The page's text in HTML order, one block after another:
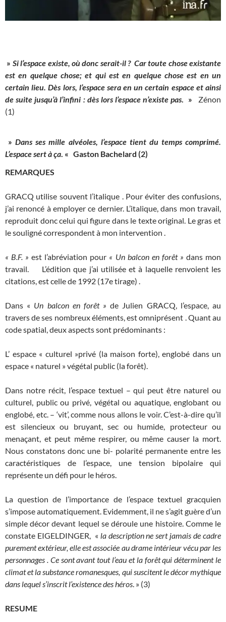
» Si l’espace existe, où donc serait-il ? Car toute chose existante
est en quelque chose; et qui est en quelque chose est en un
certain lieu. Dès lors, l’espace sera en un certain espace et ainsi
de suite jusqu’à l’infini : dès lors l’espace n’existe pas. » Zénon
(1)
»Dans ses mille alvéoles, l’espace tient du temps comprimé.
L’espace sert à ça. « Gaston Bachelard (2)
REMARQUES
GRACQ utilise souvent l’italique . Pour éviter des confusions,
j’ai renoncé à employer ce dernier. L’italique, dans mon travail,
reproduit donc celui qui figure dans le texte original. Le gras et
le souligné correspondent à mon intervention .
« B.F. »est l’abréviation pour « Un balcon en forêt » dans mon
travail. L’édition que j’ai utilisée et à laquelle renvoient les
citations, est celle de 1992 (17e tirage) .
Dans « Un balcon en forêt »de Julien GRACQ, l’espace, au
travers de ses nombreux éléments, est omniprésent . Quant au
code spatial, deux aspects sont prédominants :
L’ espace « culturel »privé (la maison forte), englobé dans un
espace « naturel » végétal public (la forêt).
Dans notre récit, l’espace textuel – qui peut être naturel ou
culturel, public ou privé, végétal ou aquatique, englobant ou
englobé, etc. – ‘vit’, comme nous allons le voir. C’est-à-dire qu’il
est silencieux ou bruyant, sec ou humide, protecteur ou
menaçant, et peut même respirer, ou même causer la mort.
Nous constatons donc une bi- polarité permanente entre les
caractéristiques de l’espace, une tension bipolaire qui
représente un défi pour le héros.
La question de l’importance de l’espace textuel gracquien
s’impose automatiquement. Evidemment, il ne s’agit guère d’un
simple décor devant lequel se déroule une histoire. Comme le
constate EIGELDINGER, « la description ne sert jamais de cadre
purement extérieur, elle est associée au drame intérieur vécu par les
personnages . Ce sont avant tout l’eau et la forêt qui déterminent le
climat et la substance romanesques, qui suscitent le décor mythique
dans lequel s’inscrit l’existence des héros. » (3)
RESUME